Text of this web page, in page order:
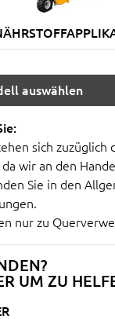
UM ZU
auswählen
sich zuzüglich
wir an den
Sie in den
nur zu